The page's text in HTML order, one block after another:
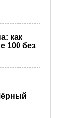
как
100 без